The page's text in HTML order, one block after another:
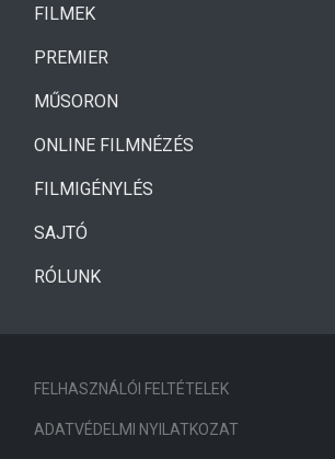
FILMEK(CURRENT)
PREMIER
MŰSORON
ONLINE FILMNÉZÉS
FILMIGÉNYLÉS
SAJTÓ
RÓLUNK
FELHASZNÁLÓI FELTÉTELEK
ADATVÉDELMI NYILATKOZAT